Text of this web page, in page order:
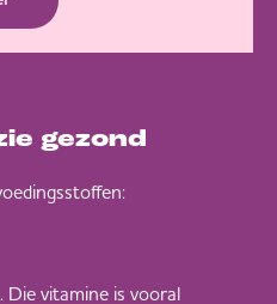
gezond
Die vitamine is vooral